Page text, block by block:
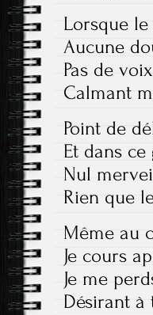
Lorsque
Aucune
Pas de
Calmant
Point de
Et dans
Nul
Rien que
Même au
Je cours
Je me
Désirant